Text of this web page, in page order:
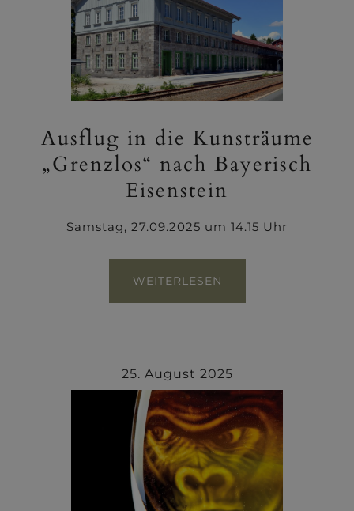
Ausflug in die Kunsträume
„Grenzlos“ nach Bayerisch
Eisenstein
Samstag, 27.09.2025 um 14.15 Uhr
WEITERLESEN
25. August 2025